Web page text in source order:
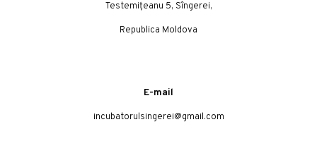
Testemițeanu 5, Sîngerei,
Republica Moldova
E-mail
incubatorulsingerei@gmail.com